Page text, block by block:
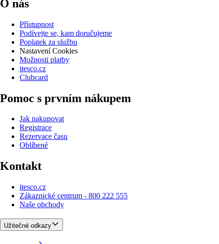
O nás
Přístupnost
Podívejte se, kam doručujeme
Poplatek za službu
Nastavení Cookies
Možnosti platby
itesco.cz
Clubcard
Pomoc s prvním nákupem
Jak nakupovat
Registrace
Rezervace času
Oblíbené
Kontakt
itesco.cz
Zákaznické centrum - 800 222 555
Naše obchody
Užitečné odkazy